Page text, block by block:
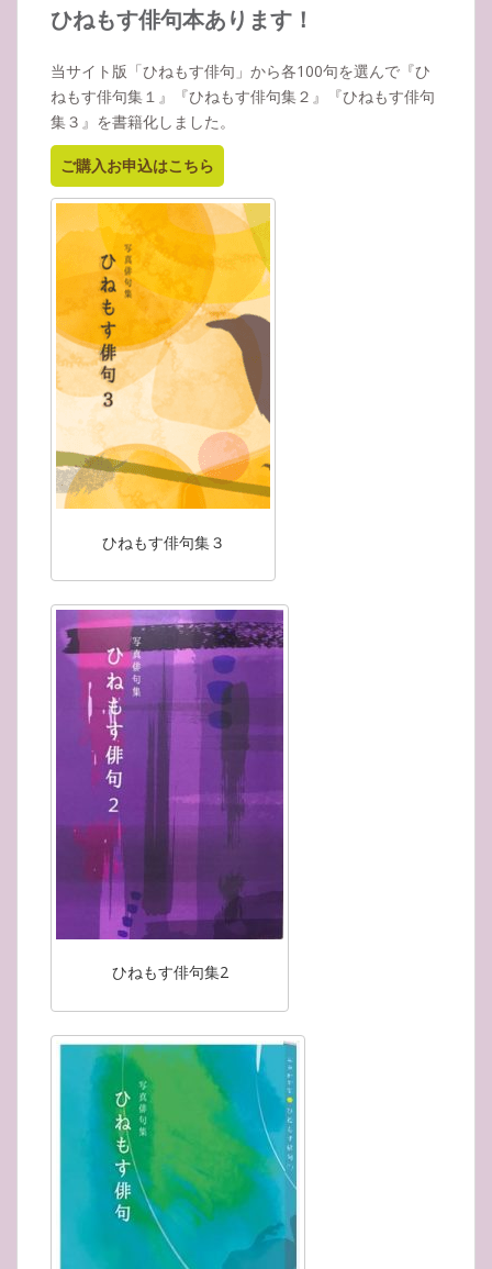
イ
ひねもす俳句本あります！
当サイト版「ひねもす俳句」から各100句を選んで『ひ
ねもす俳句集１』『ひねもす俳句集２』『ひねもす俳句
集３』を書籍化しました。
ご購入お申込はこちら
ひねもす俳句集３
ひねもす俳句集2